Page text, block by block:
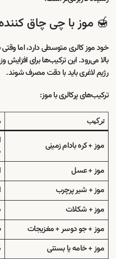
🍯 موز با چی چاق
خود موز کالری متوسطی دارد، اما
بالا می‌رود. این ترکیب‌ها برای افزایش
رژیم لاغری باید با دقت مصرف شوند.
ترکیب‌های پرکالری با موز:
ترکیب
موز + کره بادام زمینی
موز + عسل
موز + شیر پرچرب
موز + شکلات
موز + جو دوسر + مغزیجات
موز + خامه یا بستنی